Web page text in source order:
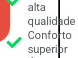
alta
qualidade
Conforto
superior